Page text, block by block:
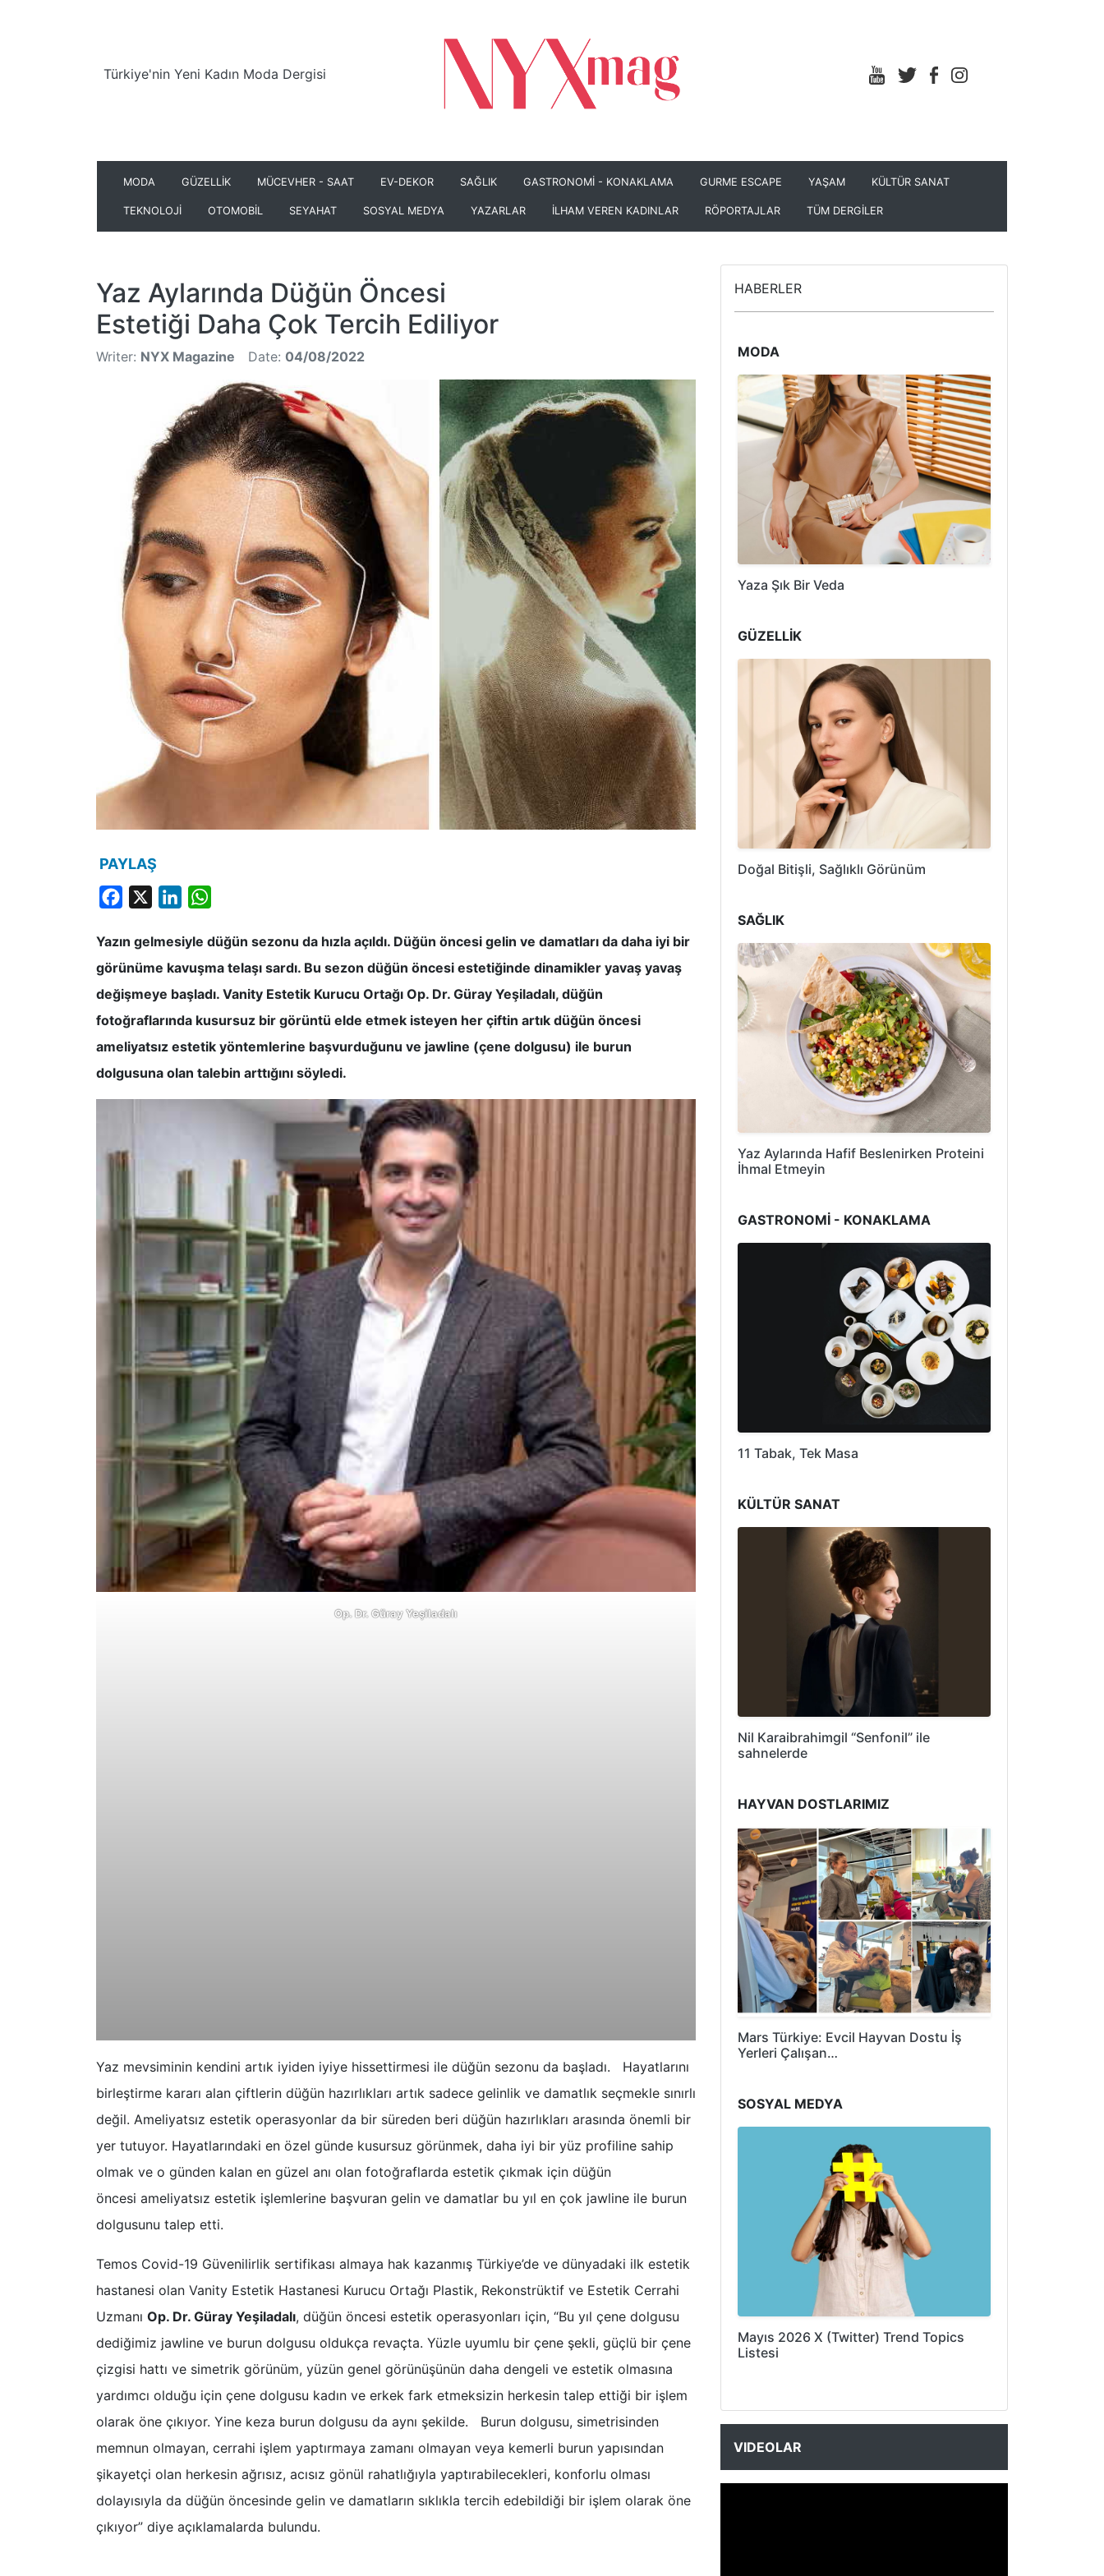
Türkiye'nin Yeni Kadın Moda Dergisi
MODA GÜZELLİK MÜCEVHER - SAAT EV-DEKOR SAĞLIK GASTRONOMİ - KONAKLAMA GURME ESCAPE YAŞAM KÜLTÜR SANAT
TEKNOLOJİ OTOMOBİL SEYAHAT SOSYAL MEDYA YAZARLAR İLHAM VEREN KADINLAR RÖPORTAJLAR TÜM DERGİLER
Yaz Aylarında Düğün Öncesi
Estetiği Daha Çok Tercih Ediliyor
Writer: NYX Magazine Date: 04/08/2022
PAYLAŞ
Facebook LinkedIn
Yazın gelmesiyle düğün sezonu da hızla açıldı. Düğün öncesi gelin ve damatları da daha iyi bir
görünüme kavuşma telaşı sardı. Bu sezon düğün öncesi estetiğinde dinamikler yavaş yavaş
değişmeye başladı. Vanity Estetik Kurucu Ortağı Op. Dr. Güray Yeşiladalı, düğün
fotoğraflarında kusursuz bir görüntü elde etmek isteyen her çiftin artık düğün öncesi
ameliyatsız estetik yöntemlerine başvurduğunu ve jawline (çene dolgusu) ile burun
dolgusuna olan talebin arttığını söyledi.
Op. Dr. Güray Yeşiladalı
Yaz mevsiminin kendini artık iyiden iyiye hissettirmesi ile düğün sezonu da başladı. Hayatlarını
birleştirme kararı alan çiftlerin düğün hazırlıkları artık sadece gelinlik ve damatlık seçmekle sınırlı
değil. Ameliyatsız estetik operasyonlar da bir süreden beri düğün hazırlıkları arasında önemli bir
yer tutuyor. Hayatlarındaki en özel günde kusursuz görünmek, daha iyi bir yüz profiline sahip
olmak ve o günden kalan en güzel anı olan fotoğraflarda estetik çıkmak için düğün
öncesi ameliyatsız estetik işlemlerine başvuran gelin ve damatlar bu yıl en çok jawline ile burun
dolgusunu talep etti.
Temos Covid-19 Güvenilirlik sertifikası almaya hak kazanmış Türkiye’de ve dünyadaki ilk estetik
hastanesi olan Vanity Estetik Hastanesi Kurucu Ortağı Plastik, Rekonstrüktif ve Estetik Cerrahi
Uzmanı Op. Dr. Güray Yeşiladalı, düğün öncesi estetik operasyonları için, “Bu yıl çene dolgusu
dediğimiz jawline ve burun dolgusu oldukça revaçta. Yüzle uyumlu bir çene şekli, güçlü bir çene
çizgisi hattı ve simetrik görünüm, yüzün genel görünüşünün daha dengeli ve estetik olmasına
yardımcı olduğu için çene dolgusu kadın ve erkek fark etmeksizin herkesin talep ettiği bir işlem
olarak öne çıkıyor. Yine keza burun dolgusu da aynı şekilde. Burun dolgusu, simetrisinden
memnun olmayan, cerrahi işlem yaptırmaya zamanı olmayan veya kemerli burun yapısından
şikayetçi olan herkesin ağrısız, acısız gönül rahatlığıyla yaptırabilecekleri, konforlu olması
dolayısıyla da düğün öncesinde gelin ve damatların sıklıkla tercih edebildiği bir işlem olarak öne
çıkıyor” diye açıklamalarda bulundu.
HABERLER
MODA
Yaza Şık Bir Veda
GÜZELLİK
Doğal Bitişli, Sağlıklı Görünüm
SAĞLIK
Yaz Aylarında Hafif Beslenirken Proteini
İhmal Etmeyin
GASTRONOMİ - KONAKLAMA
11 Tabak, Tek Masa
KÜLTÜR SANAT
Nil Karaibrahimgil “Senfonil” ile
sahnelerde
HAYVAN DOSTLARIMIZ
Mars Türkiye: Evcil Hayvan Dostu İş
Yerleri Çalışan…
SOSYAL MEDYA
Mayıs 2026 X (Twitter) Trend Topics
Listesi
VIDEOLAR